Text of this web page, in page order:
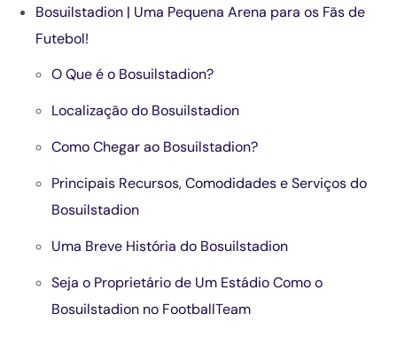
Bosuilstadion | Uma Pequena Arena para os Fãs de
Futebol!
O Que é o Bosuilstadion?
Localização do Bosuilstadion
Como Chegar ao Bosuilstadion?
Principais Recursos, Comodidades e Serviços do
Bosuilstadion
Uma Breve História do Bosuilstadion
Seja o Proprietário de Um Estádio Como o
Bosuilstadion no FootballTeam